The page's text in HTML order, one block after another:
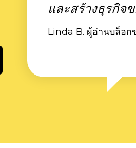
และสร้างธุรกิจ
Linda B. ผู้อ่านบล็อก